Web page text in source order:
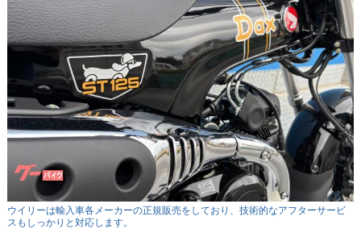
ウイリーは輸入車各メーカーの正規販売をしており、技術的なアフターサービ
スもしっかりと対応します。